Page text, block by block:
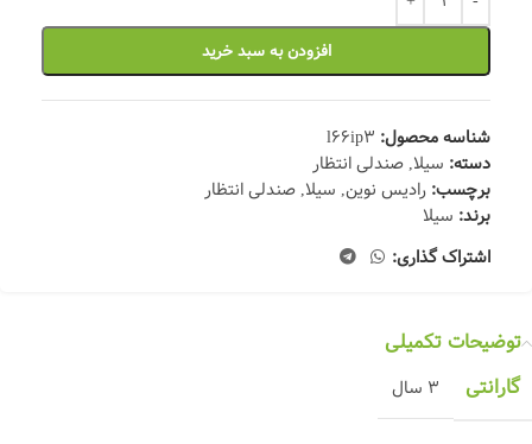
افزودن به سبد خرید
شناسه محصول: l66ip3
دسته: سیلا,صندلی انتظار
برچسب: رادیس نوین, سیلا,صندلی انتظار
برند: سیلا
اشتراک گذاری:
توضیحات تکمیلی
گارانتی
3 سال